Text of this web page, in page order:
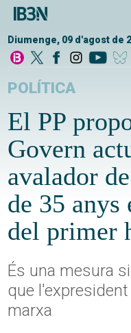
Diumenge, 09 d'agost de
POLÍTICA
El PP
Govern
avalador
de 35 anys
del primer
És una mesura
que
marxa